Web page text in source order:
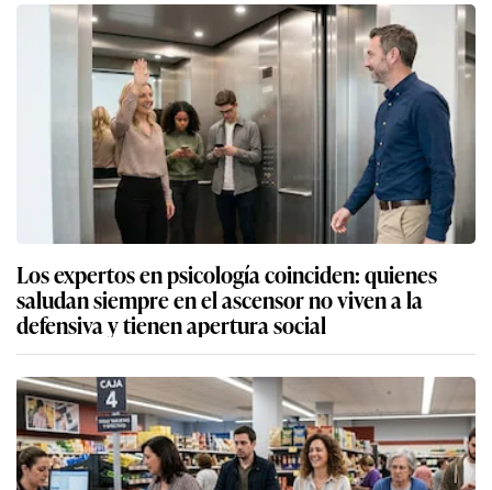
Los expertos en psicología coinciden: quienes
saludan siempre en el ascensor no viven a la
defensiva y tienen apertura social